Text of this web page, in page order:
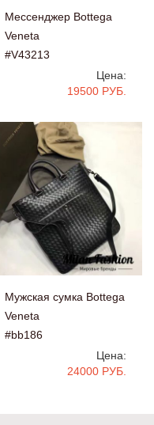
Мессенджер Bottega
Veneta
#V43213
Цена:
19500 РУБ.
Мужская сумка Bottega
Veneta
#bb186
Цена:
24000 РУБ.